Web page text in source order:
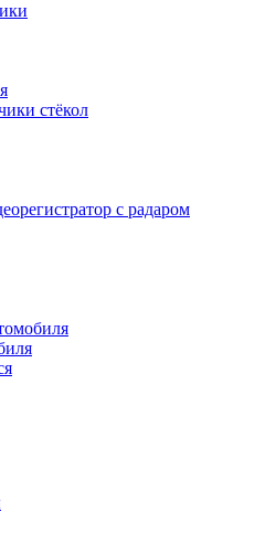
стёкол
с радаром